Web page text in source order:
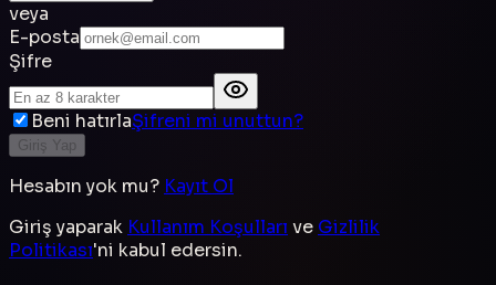
veya
E-posta
Şifre
Beni hatırlaŞifreni mi unuttun?
Giriş Yap
Hesabın yok mu? Kayıt Ol
Giriş yaparak Kullanım Koşulları ve Gizlilik
Politikası'ni kabul edersin.